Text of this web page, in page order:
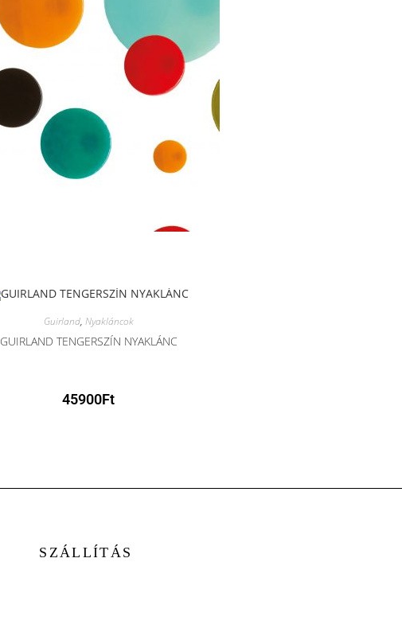
Guirland, Nyakláncok
GUIRLAND TENGERSZÍN NYAKLÁNC
45900Ft
SZÁLLÍTÁS